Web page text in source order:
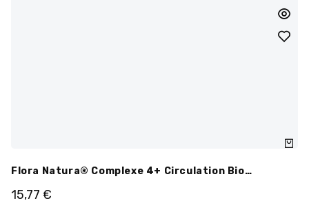
Flora Natura® Complexe 4+ Circulation Bio
Ampoules
15,77 €